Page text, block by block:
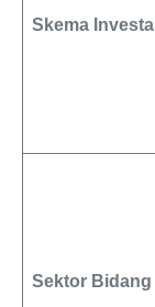
Skema
Sektor Bidang